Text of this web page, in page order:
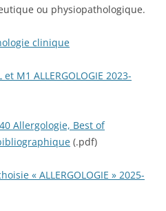
ou physiopathologique.
clinique
et M1 ALLERGOLOGIE 2023-
Allergologie, Best of
(.pdf)
« ALLERGOLOGIE » 2025-